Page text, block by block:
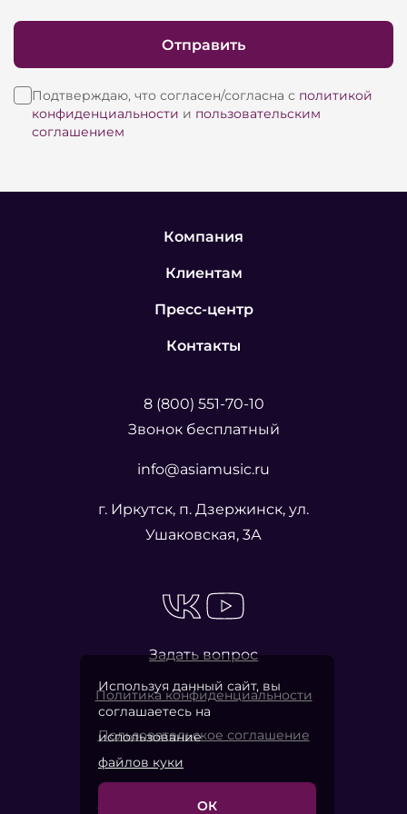
самой компактной модели BBR-06P использован
коаксиальный динамик.
Ряд активных систем состоит из
полноразмерных моделей и двух сабвуферов.
использован встроенный усилитель класса AB,
NAMM (г. Москва). За это время акустическими
моделями BBR СТАНДАРТ было оснащено
несколько сотен учреждений культуры и досуга
Все акустические системы включены в реестр
каталог Министерства промышленности и
Подтверждаю, что согласен/согласна с политикой
конфиденциальности и пользовательским
соглашением
Отправить
Компания
Клиентам
Пресс-центр
Контакты
8 (800) 551-70-10
Звонок бесплатный
info@asiamusic.ru
г. Иркутск, п. Дзержинск, ул.
Ушаковская, 3А
Задать вопрос
Политика конфиденциальности
Пользовательское соглашение
Используя данный сайт, вы
соглашаетесь на
использование
файлов куки
ОК